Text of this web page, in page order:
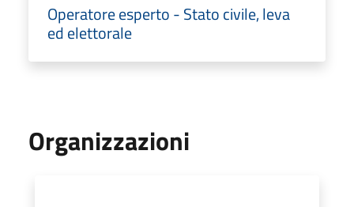
Operatore esperto - Stato civile, leva
ed elettorale
Organizzazioni